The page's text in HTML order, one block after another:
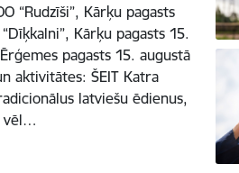
“Rudzīši”, Kārķu pagasts
Kārķu pagasts 15.
pagasts 15. augustā
aktivitātes: ŠEIT Katra
latviešu ēdienus,
vēl…